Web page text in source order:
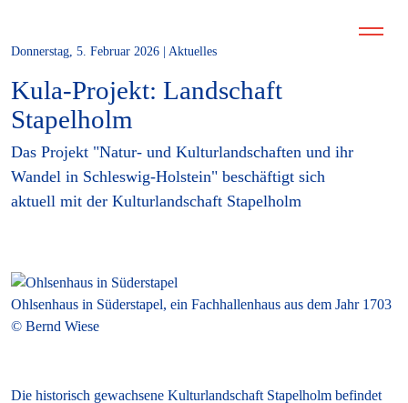
Donnerstag, 5. Februar 2026 | Aktuelles
Kula-Projekt: Landschaft
Stapelholm
Das Projekt "Natur- und Kulturlandschaften und ihr
Wandel in Schleswig-Holstein" beschäftigt sich
aktuell mit der Kulturlandschaft Stapelholm
Ohlsenhaus in Süderstapel, ein Fachhallenhaus aus dem Jahr 1703
© Bernd Wiese
Die historisch gewachsene Kulturlandschaft Stapelholm befindet